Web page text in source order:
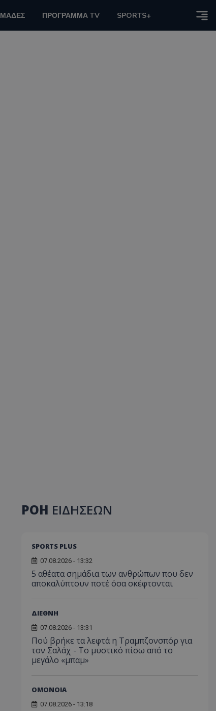
ΠΡΟΓΡΑΜΜΑ TV SPORTS+
ΡΟΗ ΕΙΔΗΣΕΩΝ
SPORTS PLUS
07.08.2026 - 13:32
5 αθέατα σημάδια των ανθρώπων που δεν
αποκαλύπτουν ποτέ όσα σκέφτονται
ΔΙΕΘΝΗ
07.08.2026 - 13:31
Πού βρήκε τα λεφτά η Τραμπζονσπόρ για
τον Σαλάχ - Το μυστικό πίσω από το
μεγάλο «μπαμ»
ΟΜΟΝΟΙΑ
07.08.2026 - 13:18